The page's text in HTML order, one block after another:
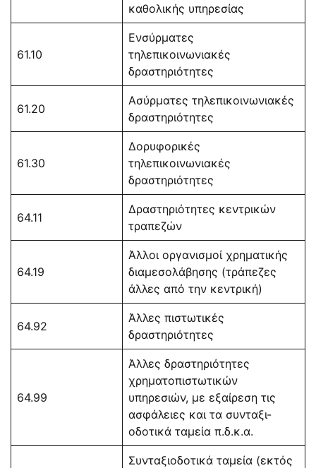
καθολικής υπηρεσίας
61.10
Ενσύρματες
τηλεπικοινωνιακές
δραστηριότητες
61.20
Ασύρματες τηλεπικοινωνιακές
δραστηριότητες
61.30
Δορυφορικές
τηλεπικοινωνιακές
δραστηριότητες
64.11
Δραστηριότητες κεντρικών
τραπεζών
64.19
Άλλοι οργανισμοί χρηματικής
διαμεσολάβησης (τράπεζες
άλλες από την κεντρική)
64.92
Άλλες πιστωτικές
δραστηριότητες
64.99
Άλλες δραστηριότητες
χρηματοπιστωτικών
υπηρεσιών, με εξαίρεση τις
ασφάλειες και τα συνταξι-
οδοτικά ταμεία π.δ.κ.α.
Συνταξιοδοτικά ταμεία (εκτός